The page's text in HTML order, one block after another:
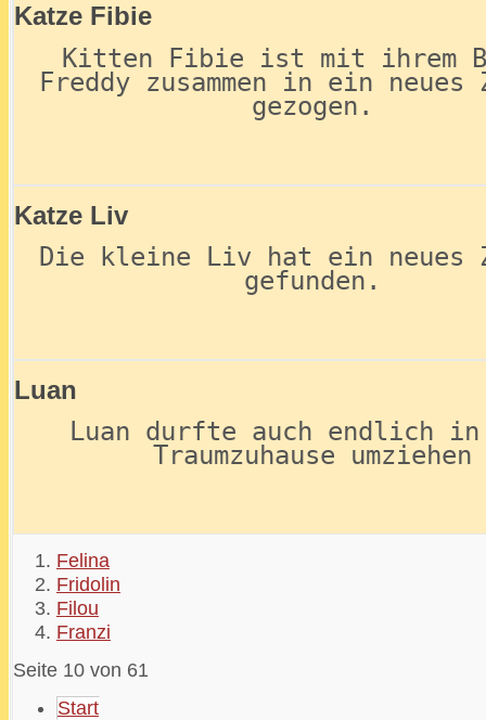
Katze Fibie
Kitten Fibie ist mit ihrem
Freddy zusammen in ein neues
gezogen.
Katze Liv
Die kleine Liv hat ein neues
gefunden.
Luan
Luan durfte auch endlich
Traumzuhause umziehen
Felina
Fridolin
Filou
Franzi
Seite 10 von 61
Start